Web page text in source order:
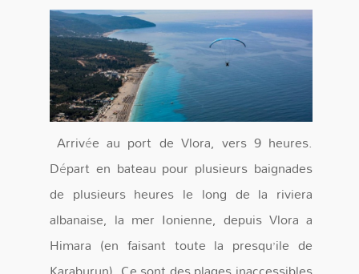
Arrivée au port de Vlora, vers 9 heures.
Départ en bateau pour plusieurs baignades
de plusieurs heures le long de la riviera
albanaise, la mer Ionienne, depuis Vlora a
Himara (en faisant toute la presqu’ile de